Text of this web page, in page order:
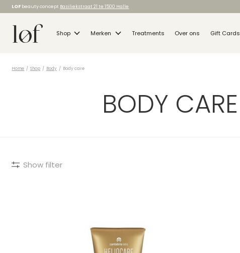
LOF beauty concept Basiliekstraat 21 te 1500 Halle
Shop Merken Treatments Over ons Gift Cards
Home / Shop / Body / Body care
BODY CARE
Show filter